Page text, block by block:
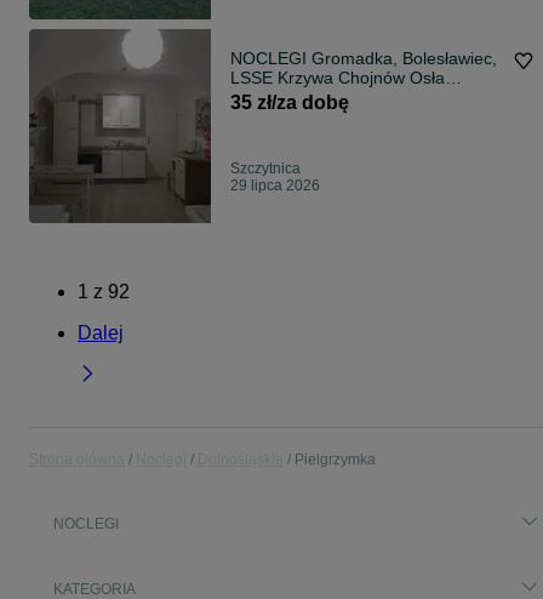
NOCLEGI Gromadka, Bolesławiec,
LSSE Krzywa Chojnów Osła
Chościszowice
35 zł/za dobę
Szczytnica
29 lipca 2026
1 z 92
Dalej
Pielgrzymka
NOCLEGI
KATEGORIA